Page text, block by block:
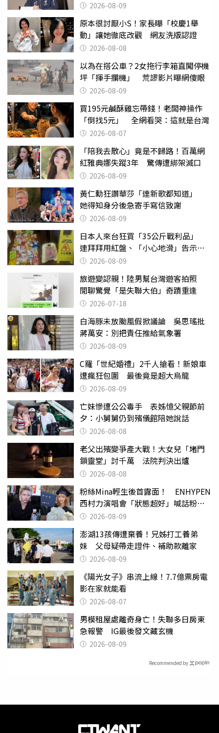
2026-08-09
原本很討厭小S！家長曝「校慶1舉
動」讓她徹底改觀 網友洗版認證
2026-08-08
以為在搭公車？2女拖行李箱直闖停機
坪「揮手攔機」 荒謬影片曝網傻眼
2026-08-09
買195元鹹酥雞忘帶錢！老闆神操作
「倒找5元」 全網看哭：這就是台灣
2026-08-07
「陪我去散心」竟是不歸路！百萬網
紅雅典娜失蹤3年 驚傳遭綁架滅口
2026-08-09
黃仁勳狂讚華莎「連新歌都知道」
她得知身分後急寄手寫信致謝
2026-08-09
日本人來台狂買「35公斤戰利品」
連拜拜用紅盤、「小心地滑」告示牌
也帶回家
2026-08-09
旅遊變認親！陸男幫台灣遊客拍照
閒聊驚覺「是失聯大伯」奇蹟重逢
2026-07-18
白海豚未放颱風假掀議論 吳思瑤批
蔣萬安：別把責任推給氣象署
2026-08-09
C羅「世紀婚禮」2千人搶看！新娘車
遭瘋狂包圍 最後竟是超大烏龍
2026-08-09
亡妹慘遭公公毒手 表姊憶父親節前
夕：小舅舅仍到殯儀館陪她說話
2026-08-08
老父出殯變爭產大戰！大女兒「堵門
鎖靈堂」討千萬 法院判決出爐
2026-08-08
粉絲Mina輕生後首露面！ ENHYPEN
西村力演唱會「狀態超好」喊話粉
絲：我們心意相通
2026-08-09
澎湖13孩傳遭棄養！兄姊打工養弟
妹 父母疑帶走證件、補助款離家
2026-08-09
《陽光女子》串流上線！7.7億票房電
影在家就能看
2026-08-07
男模租屋處離奇身亡！失聯多日房東
急報警 IG最後發文藏玄機
2026-08-09
Recommended by